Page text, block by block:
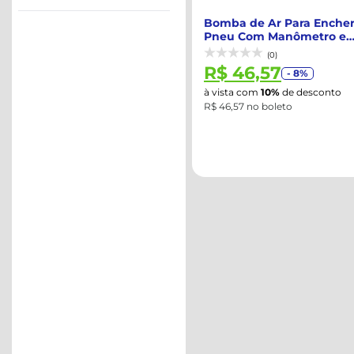
Bomba de Ar Para Encher
Pneu Com Manômetro e
Pedal - EDA-2WF
(0)
R$ 46,57 - 8%
à vista com 10% de desconto
R$ 46,57 no boleto